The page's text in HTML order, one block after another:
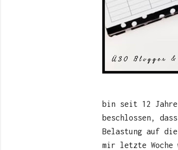
bin seit 12
beschlossen,
Belastung auf
mir letzte